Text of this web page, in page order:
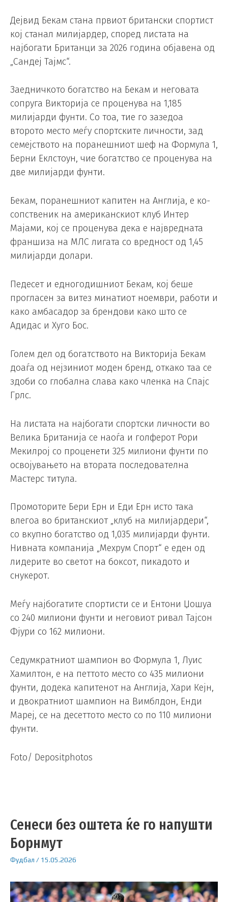
Дејвид Бекам стана првиот британски спортист
кој станал милијардер, според листата на
најбогати Британци за 2026 година објавена од
„Сандеј Тајмс“.
Заедничкото богатство на Бекам и неговата
сопруга Викторија се проценува на 1,185
милијарди фунти. Со тоа, тие го зазедоа
второто место меѓу спортските личности, зад
семејството на поранешниот шеф на Формула 1,
Берни Еклстоун, чие богатство се проценува на
две милијарди фунти.
Бекам, поранешниот капитен на Англија, е ко-
сопственик на американскиот клуб Интер
Мајами, кој се проценува дека е највредната
франшиза на МЛС лигата со вредност од 1,45
милијарди долари.
Педесет и едногодишниот Бекам, кој беше
прогласен за витез минатиот ноември, работи и
како амбасадор за брендови како што се
Адидас и Хуго Бос.
Голем дел од богатството на Викторија Бекам
доаѓа од нејзиниот моден бренд, откако таа се
здоби со глобална слава како членка на Спајс
Грлс.
На листата на најбогати спортски личности во
Велика Британија се наоѓа и голферот Рори
Мекилрој со проценети 325 милиони фунти по
освојувањето на втората последователна
Мастерс титула.
Промоторите Бери Ерн и Еди Ерн исто така
влегоа во британскиот „клуб на милијардери“,
со вкупно богатство од 1,035 милијарди фунти.
Нивната компанија „Мехрум Спорт“ е еден од
лидерите во светот на боксот, пикадото и
снукерот.
Меѓу најбогатите спортисти се и Ентони Џошуа
со 240 милиони фунти и неговиот ривал Тајсон
Фјури со 162 милиони.
Седумкратниот шампион во Формула 1, Луис
Хамилтон, е на петтото место со 435 милиони
фунти, додека капитенот на Англија, Хари Кејн,
и двократниот шампион на Вимблдон, Енди
Мареј, се на десеттото место со по 110 милиони
фунти.
Foto/ Depositphotos
Сенеси без оштета ќе го напушти
Борнмут
Фудбал / 15.05.2026